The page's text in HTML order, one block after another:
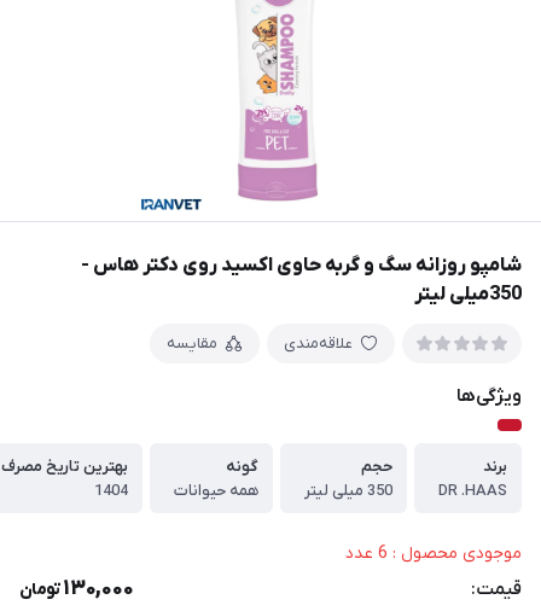
شامپو روزانه سگ و گربه حاوی اکسید روی دکتر هاس -
350میلی لیتر
علاقه‌مندی مقایسه
ویژگی‌ها
برند
DR .HAAS
حجم
350 میلی لیتر
گونه
همه حیوانات
بهترین تاریخ مصرف
1404
موجودی محصول : 6 عدد
قیمت: 130,000تومان